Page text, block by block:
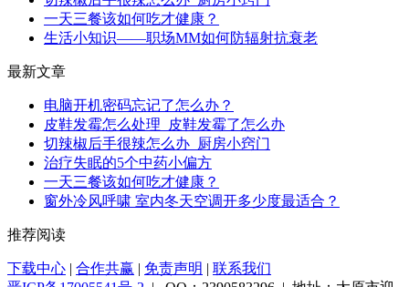
一天三餐该如何吃才健康？
生活小知识——职场MM如何防辐射抗衰老
最新文章
电脑开机密码忘记了怎么办？
皮鞋发霉怎么处理_皮鞋发霉了怎么办
切辣椒后手很辣怎么办_厨房小窍门
治疗失眠的5个中药小偏方
一天三餐该如何吃才健康？
窗外冷风呼啸 室内冬天空调开多少度最适合？
推荐阅读
下载中心 | 合作共赢 | 免责声明 | 联系我们